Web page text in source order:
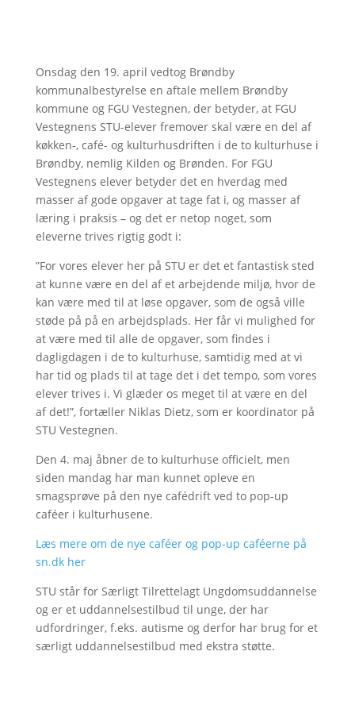
Onsdag den 19. april vedtog Brøndby
kommunalbestyrelse en aftale mellem Brøndby
kommune og FGU Vestegnen, der betyder, at FGU
Vestegnens STU-elever fremover skal være en del af
køkken-, café- og kulturhusdriften i de to kulturhuse i
Brøndby, nemlig Kilden og Brønden. For FGU
Vestegnens elever betyder det en hverdag med
masser af gode opgaver at tage fat i, og masser af
læring i praksis – og det er netop noget, som
eleverne trives rigtig godt i:
”For vores elever her på STU er det et fantastisk sted
at kunne være en del af et arbejdende miljø, hvor de
kan være med til at løse opgaver, som de også ville
støde på på en arbejdsplads. Her får vi mulighed for
at være med til alle de opgaver, som findes i
dagligdagen i de to kulturhuse, samtidig med at vi
har tid og plads til at tage det i det tempo, som vores
elever trives i. Vi glæder os meget til at være en del
af det!”, fortæller Niklas Dietz, som er koordinator på
STU Vestegnen.
Den 4. maj åbner de to kulturhuse officielt, men
siden mandag har man kunnet opleve en
smagsprøve på den nye cafédrift ved to pop-up
caféer i kulturhusene.
Læs mere om de nye caféer og pop-up caféerne på
sn.dk her
STU står for Særligt Tilrettelagt Ungdomsuddannelse
og er et uddannelsestilbud til unge, der har
udfordringer, f.eks. autisme og derfor har brug for et
særligt uddannelsestilbud med ekstra støtte.